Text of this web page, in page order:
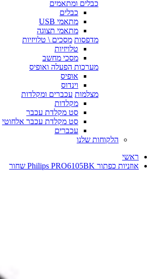
כבלים ומתאמים
כבלים
מתאמי USB
מתאמי תצוגה
מדפסות מסכים \ טלויזיות
טלויזיות
מסכי מחשב
מערכות הפעלה ואופיס
אופיס
וינדוס
מצלמות עכברים ומקלדות
מקלדות
סט מקלדת עכבר
סט מקלדת עכבר אלחוטי
עכברים
הלקוחות שלנו
ראשי
אוזניות כפתור Philips PRO6105BK שחור